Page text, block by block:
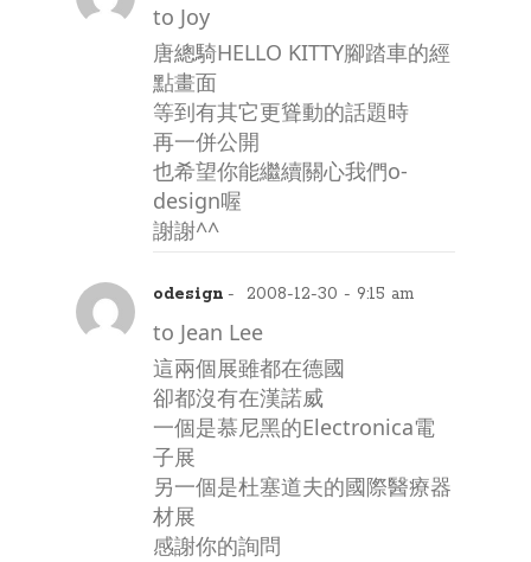
to Joy
唐總騎HELLO KITTY腳踏車的經
點畫面
等到有其它更聳動的話題時
再一併公開
也希望你能繼續關心我們o-
design喔
謝謝^^
odesign - 2008-12-30 - 9:15 am
to Jean Lee
這兩個展雖都在德國
卻都沒有在漢諾威
一個是慕尼黑的Electronica電
子展
另一個是杜塞道夫的國際醫療器
材展
感謝你的詢問